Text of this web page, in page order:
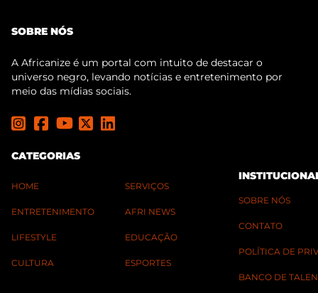
SOBRE NÓS
A Africanize é um portal com intuito de destacar o
universo negro, levando notícias e entretenimento por
meio das mídias sociais.
CATEGORIAS
HOME
ENTRETENIMENTO
LIFESTYLE
CULTURA
SERVIÇOS
AFRI NEWS
EDUCAÇÃO
ESPORTES
SOBRE NÓS
CONTATO
POLÍTICA DE
BANCO DE